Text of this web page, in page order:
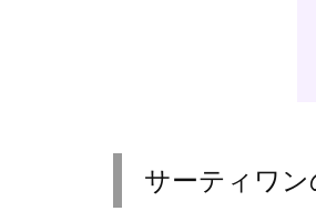
サーティワ